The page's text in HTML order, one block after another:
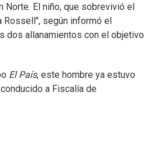
Norte. El niño, que sobrevivió el
Rossell", según informó el
dos allanamientos con el objetivo
El País, este hombre ya estuvo
a Fiscalía de